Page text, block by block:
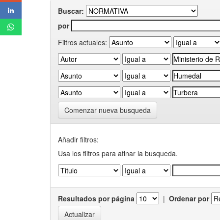
Buscar:
por
Filtros actuales:
Comenzar nueva busqueda
Añadir filtros:
Usa los filtros para afinar la busqueda.
Resultados por página | Ordenar por